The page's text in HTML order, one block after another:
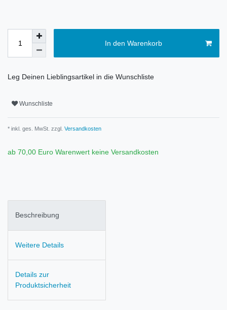
In den Warenkorb
Leg Deinen Lieblingsartikel in die Wunschliste
Wunschliste
* inkl. ges. MwSt. zzgl. Versandkosten
ab 70,00 Euro Warenwert keine Versandkosten
Beschreibung
Weitere Details
Details zur
Produktsicherheit